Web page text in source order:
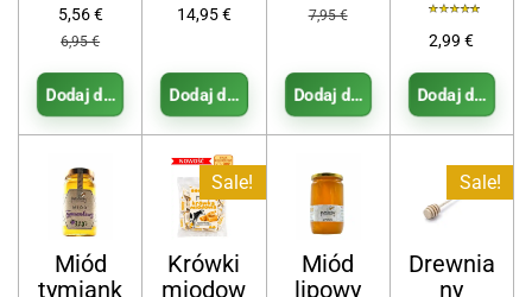
5,56 €
6,95 €
Dodaj do koszyka
14,95 €
Dodaj do koszyka
7,95 €
Dodaj do koszyka
2,99 €
Dodaj do
Miód
tymiank
Sale!
Krówki
miodow
Miód
lipowy
Sale!
Drewnia
ny